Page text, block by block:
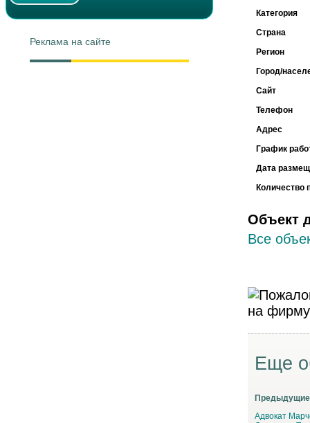
Реклама на сайте
Категория
Страна
Регион
Город/
Сайт
Телефон
Адрес
График
Дата
Количество
Объект
Все
Еще
Адвокат